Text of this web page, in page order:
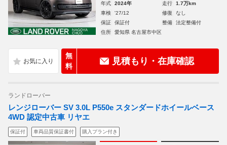
年式 2024年 走行
1.7万km
車検
'27/12 修復
なし
保証
保証付 整備
法定整備付
住所
愛知県 名古屋市中区
無
料
見積もり・在庫確認
ランドローバー
レンジローバー SV 3.0L P550e スタンダードホイールベース
4WD 認定中古車 リヤエ
保証付 車両品質保証書付 購入プラン付き